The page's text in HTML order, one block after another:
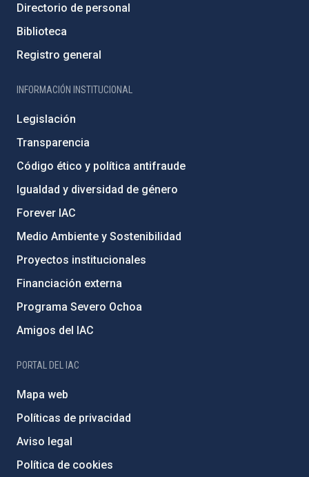
Directorio de personal
Biblioteca
Registro general
INFORMACIÓN INSTITUCIONAL
Legislación
Transparencia
Código ético y política antifraude
Igualdad y diversidad de género
Forever IAC
Medio Ambiente y Sostenibilidad
Proyectos institucionales
Financiación externa
Programa Severo Ochoa
Amigos del IAC
PORTAL DEL IAC
Mapa web
Políticas de privacidad
Aviso legal
Política de cookies